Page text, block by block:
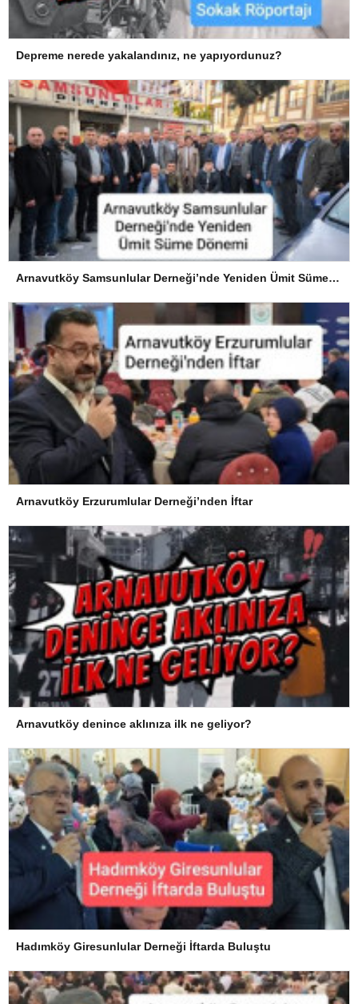
Depreme nerede yakalandınız, ne yapıyordunuz?
Arnavutköy Samsunlular Derneği’nde Yeniden Ümit Süme Dönemi
Arnavutköy Erzurumlular Derneği’nden İftar
Arnavutköy denince aklınıza ilk ne geliyor?
Hadımköy Giresunlular Derneği İftarda Buluştu